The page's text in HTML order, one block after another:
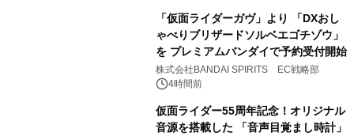
「仮面ライダーガヴ」より 「DXおし
ゃべりブリザードソルベエゴチゾウ」
を プレミアムバンダイで予約受付開始
株式会社BANDAI SPIRITS EC戦略部
4時間前
仮面ライダー55周年記念！オリジナル
音源を搭載した 「音声目覚まし時計」